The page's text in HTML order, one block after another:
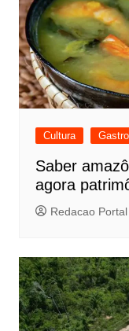
Cultura
Saber
agora
Redacao